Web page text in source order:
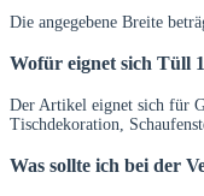
Die angegebene Breite
Wofür eignet sich Tüll
Der Artikel eignet sich für
Tischdekoration,
Was sollte ich bei der